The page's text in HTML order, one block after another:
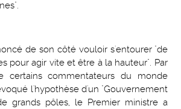
de son côté vouloir s'entourer "de
pour agir vite et être à la hauteur". Par
certains commentateurs du monde
l'hypothèse d'un "Gouvernement
grands pôles, le Premier ministre a